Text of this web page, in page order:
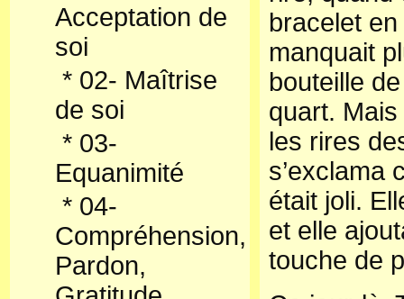
Acceptation de
soi
* 02- Maîtrise
de soi
* 03-
Equanimité
* 04-
Compréhension,
Pardon,
bracelet
manquait
bouteille
quart.
les rires
s’exclama
était joli.
et elle
touche de